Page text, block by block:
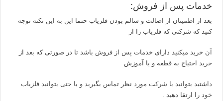
خدمات پس از فروش:
بعد از اطمینان از اصالت و سالم بودن فلزیاب حتما این به این نکته توجه
کنید که شرکتی که فلزیاب را از
آن خرید میکنید دارای خدمات پس از فروش باشد تا در صورتی که بعد از
خرید احتیاج به قطعه و یا آموزش
داشتید بتوانید با شرکت مورد نظر تماس بگیرید و یا حتی بتوانید فلزیاب
خود را ارتقا دهید .